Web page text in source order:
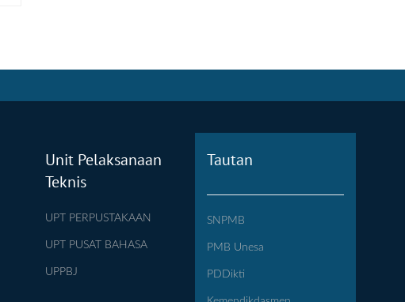
Unit Pelaksanaan
Teknis
UPT PERPUSTAKAAN
UPT PUSAT BAHASA
UPPBJ
Tautan
SNPMB
PMB Unesa
PDDikti